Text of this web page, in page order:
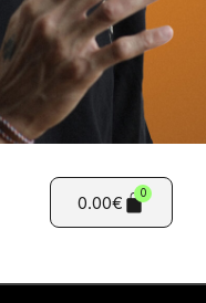
0.00€ 0